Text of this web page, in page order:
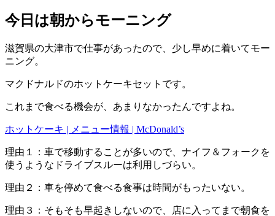
今日は朝からモーニング
滋賀県の大津市で仕事があったので、少し早めに着いてモー
ニング。
マクドナルドのホットケーキセットです。
これまで食べる機会が、あまりなかったんですよね。
ホットケーキ | メニュー情報 | McDonald’s
理由１：車で移動することが多いので、ナイフ＆フォークを
使うようなドライブスルーは利用しづらい。
理由２：車を停めて食べる食事は時間がもったいない。
理由３：そもそも早起きしないので、店に入ってまで朝食を